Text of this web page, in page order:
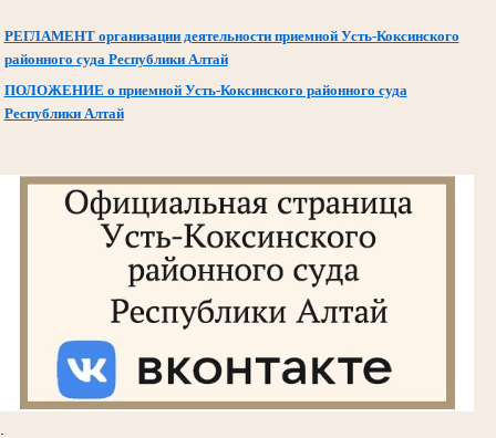
РЕГЛАМЕНТ организации деятельности приемной Усть-Коксинского
районного суда Республики Алтай
ПОЛОЖЕНИЕ о приемной Усть-Коксинского районного суда
Республики Алтай